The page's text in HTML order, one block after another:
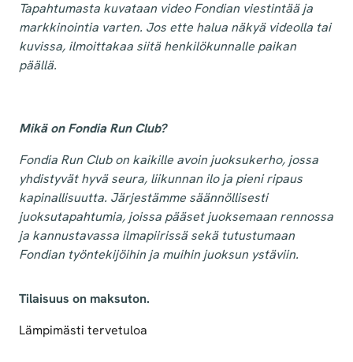
Tapahtumasta kuvataan video Fondian viestintää ja
markkinointia varten. Jos ette halua näkyä videolla tai
kuvissa, ilmoittakaa siitä henkilökunnalle paikan
päällä.
Mikä on Fondia Run Club?
Fondia Run Club on kaikille avoin juoksukerho, jossa
yhdistyvät hyvä seura, liikunnan ilo ja pieni ripaus
kapinallisuutta. Järjestämme säännöllisesti
juoksutapahtumia, joissa pääset juoksemaan rennossa
ja kannustavassa ilmapiirissä sekä tutustumaan
Fondian työntekijöihin ja muihin juoksun ystäviin.
Tilaisuus on maksuton.
Lämpimästi tervetuloa